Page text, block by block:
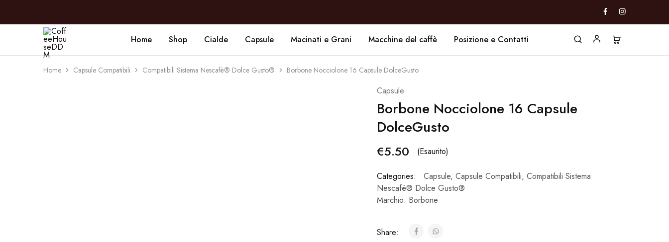
CoffeeHouseDDM
Caffè
a
Marano
Home Shop Cialde Capsule Macinati e Grani Macchine del caffè Posizione e Contatti
Home Capsule Compatibili Compatibili Sistema Nescafè® Dolce Gusto® Borbone Nocciolone 16 Capsule DolceGusto
Capsule
Borbone Nocciolone 16 Capsule
DolceGusto
€5.50 (Esaurito)
Categories: Capsule, Capsule Compatibili, Compatibili Sistema
Nescafè® Dolce Gusto®
Marchio: Borbone
Share: